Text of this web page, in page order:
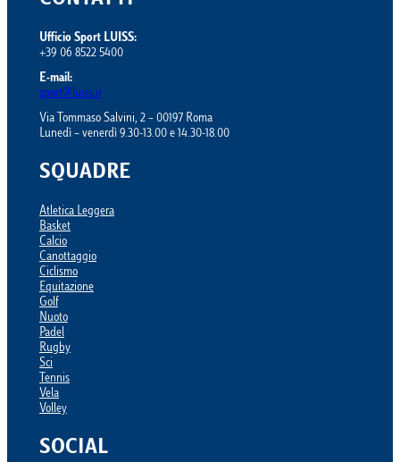
Ufficio Sport LUISS:
+39 06 8522 5400
E-mail:
sport@luiss.it
Via Tommaso Salvini, 2 – 00197 Roma
Lunedì – venerdì 9.30-13.00 e 14.30-18.00
SQUADRE
Atletica Leggera
Basket
Calcio
Canottaggio
Ciclismo
Equitazione
Golf
Nuoto
Padel
Rugby
Sci
Tennis
Vela
Volley
SOCIAL